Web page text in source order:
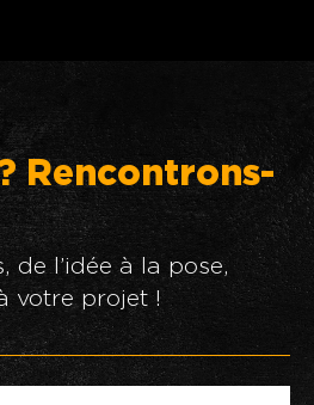
Rencontrons-
de l’idée à la pose,
votre projet !